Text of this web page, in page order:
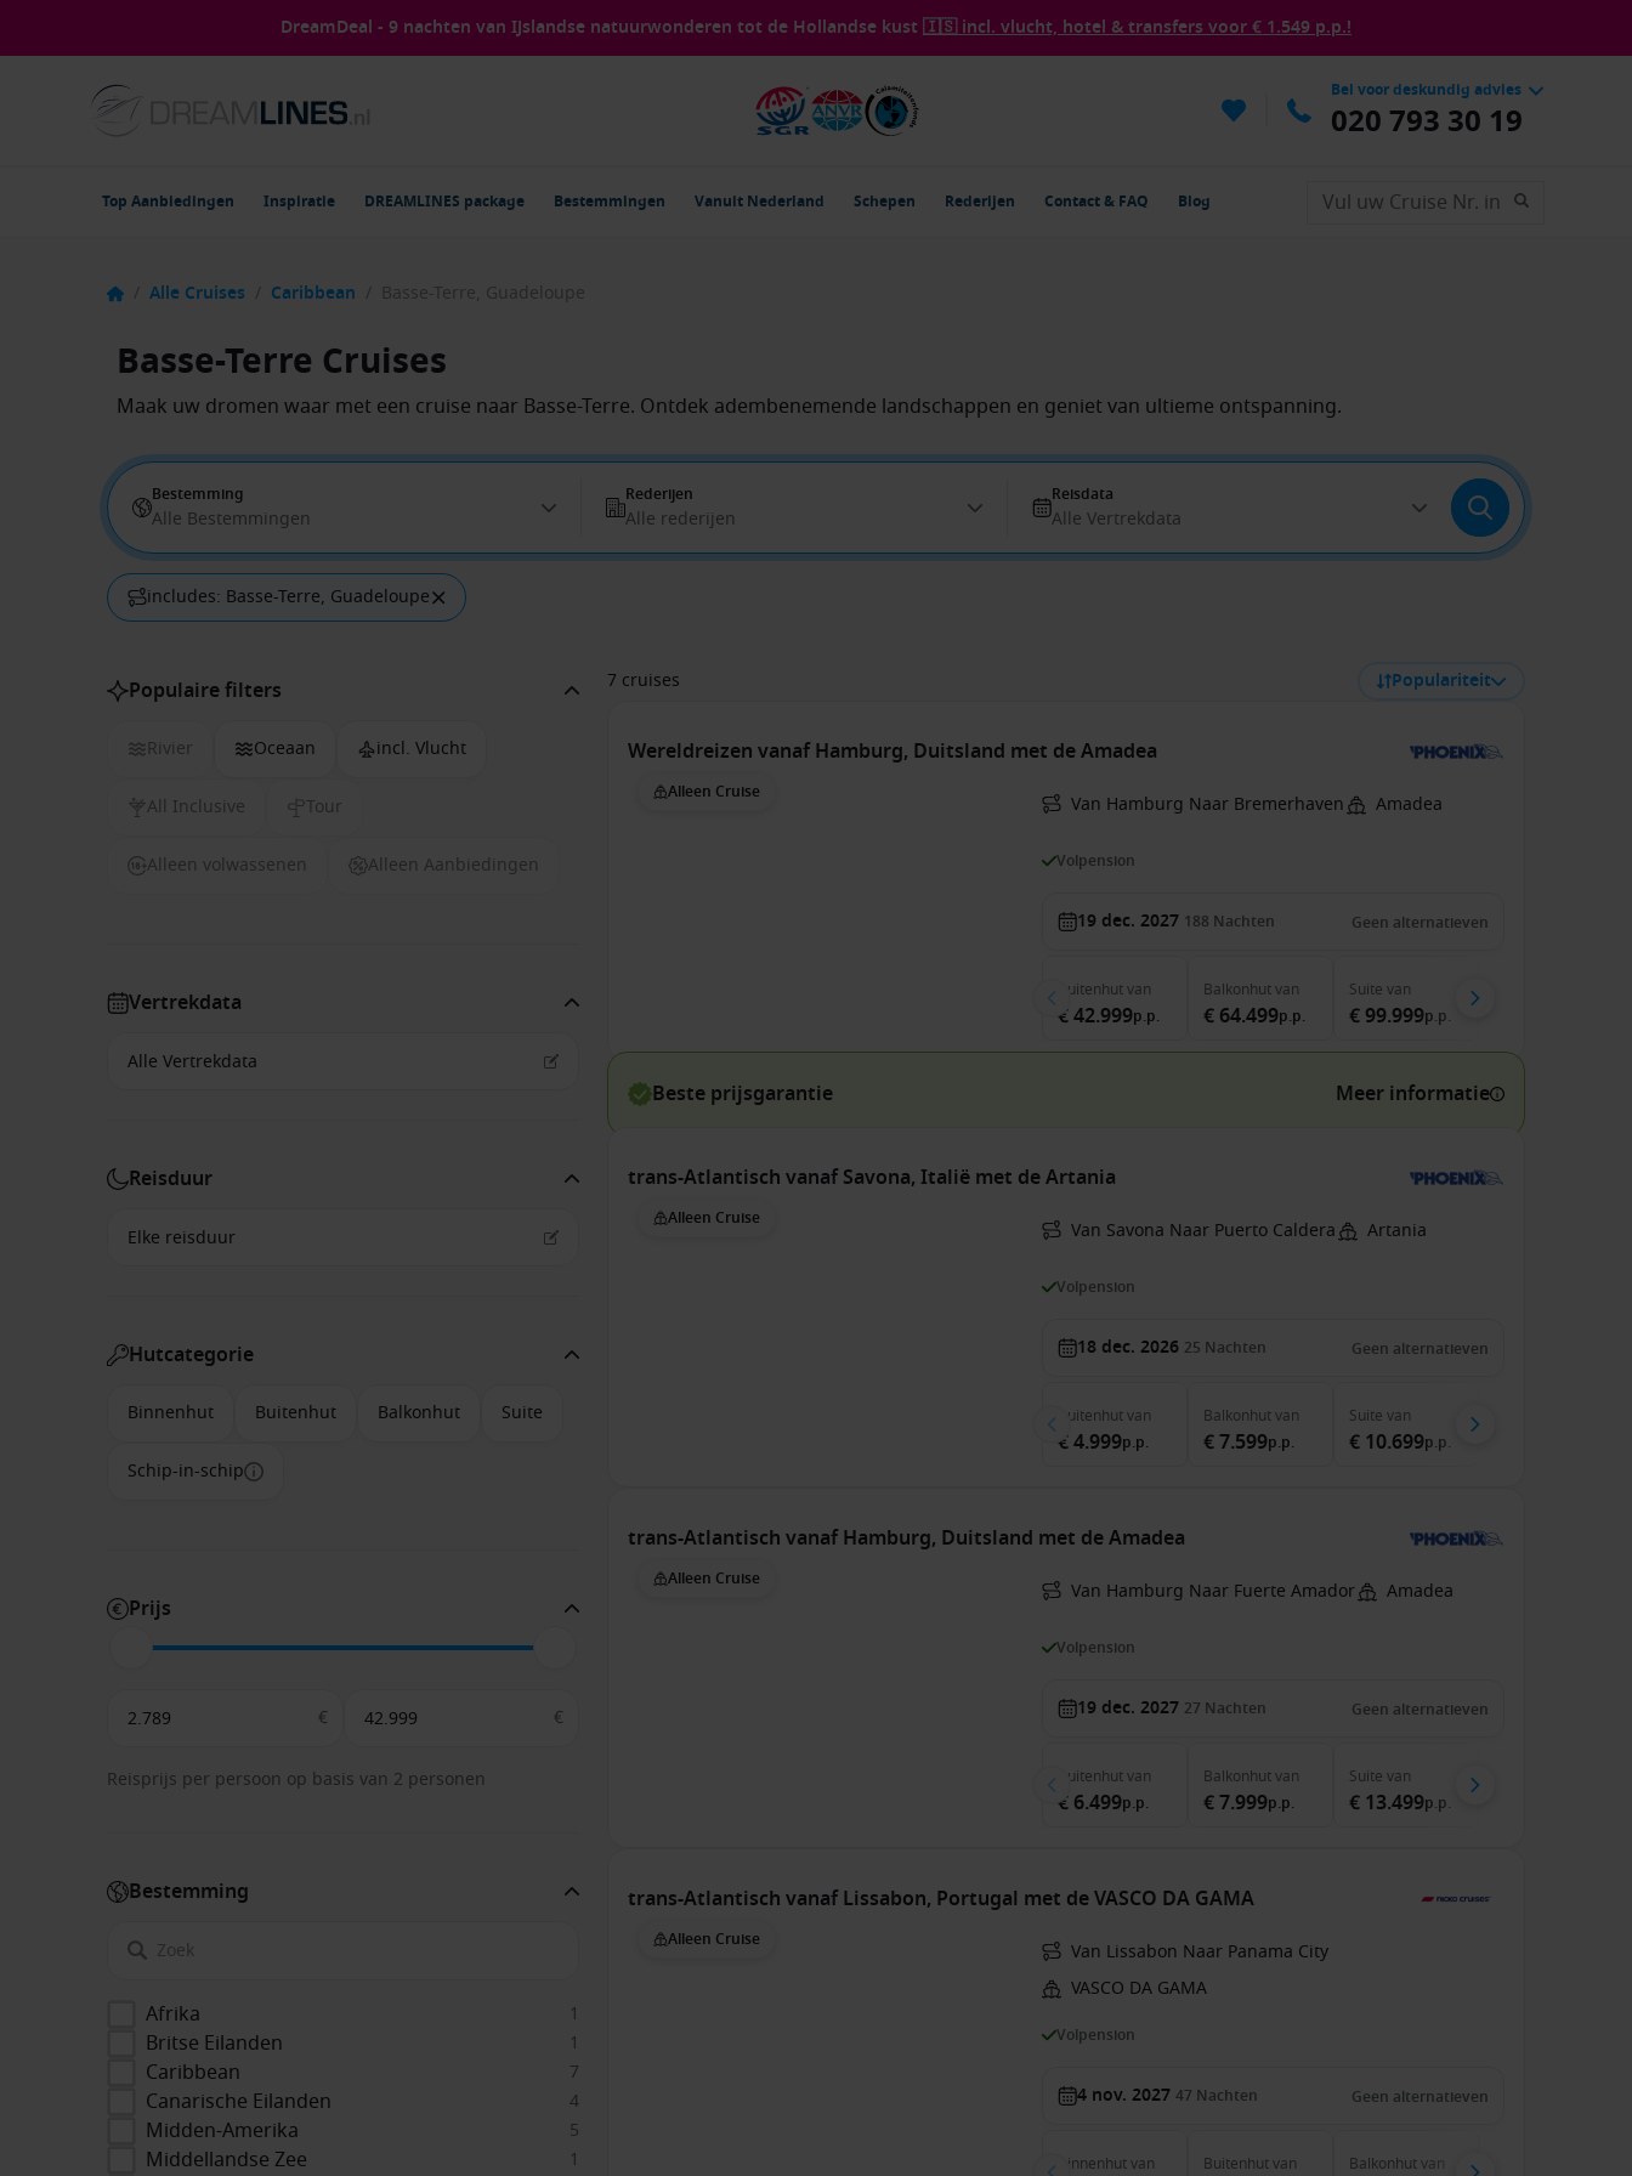
DreamDeal - 9 nachten van IJslandse natuurwonderen tot de Hollandse kust 🇮🇸 incl. vlucht, hotel & transfers voor € 1.549 p.p.!
Bel voor deskundig advies
020 793 30 19
Top Aanbiedingen Inspiratie DREAMLINES package Bestemmingen Vanuit Nederland Schepen Rederijen Contact & FAQ Blog
/ Alle Cruises / Caribbean / Basse-Terre, Guadeloupe
Basse-Terre Cruises
Maak uw dromen waar met een cruise naar Basse-Terre. Ontdek adembenemende landschappen en geniet van ultieme ontspanning.
Bestemming
Alle Bestemmingen
Rederijen
Alle rederijen
Reisdata
Alle Vertrekdata
includes: Basse-Terre, Guadeloupe
Populaire filters
Rivier Oceaan incl. Vlucht
All Inclusive Tour
Alleen volwassenen Alleen Aanbiedingen
Vertrekdata
Reisduur
Hutcategorie
Binnenhut Buitenhut Balkonhut Suite
Schip-in-schip
Prijs
€ €
Reisprijs per persoon op basis van 2 personen
Bestemming
Afrika 1
Britse Eilanden 1
Caribbean 7
Canarische Eilanden 4
Midden-Amerika 5
Middellandse Zee 1
7 cruises Populariteit
Wereldreizen vanaf Hamburg, Duitsland met de Amadea
Alleen Cruise Van Hamburg Naar Bremerhaven Amadea
Volpension
19 dec. 2027 188 Nachten Geen alternatieven
Buitenhutvan
€ 42.999p.p.
Balkonhutvan
€ 64.499p.p.
Suite van
€ 99.999p.p.
Beste prijsgarantie Meer informatie
trans-Atlantisch vanaf Savona, Italië met de Artania
Alleen Cruise Van Savona Naar Puerto Caldera Artania
Volpension
18 dec. 2026 25 Nachten Geen alternatieven
Buitenhutvan
€ 4.999p.p.
Balkonhutvan
€ 7.599p.p.
Suite van
€ 10.699p.p.
trans-Atlantisch vanaf Hamburg, Duitsland met de Amadea
Alleen Cruise Van Hamburg Naar Fuerte Amador Amadea
Volpension
19 dec. 2027 27 Nachten Geen alternatieven
Buitenhutvan
€ 6.499p.p.
Balkonhutvan
€ 7.999p.p.
Suite van
€ 13.499p.p.
trans-Atlantisch vanaf Lissabon, Portugal met de VASCO DA GAMA
Alleen Cruise
Van Lissabon Naar Panama City
VASCO DA GAMA
Volpension
4 nov. 2027 47 Nachten Geen alternatieven
Binnenhutvan Buitenhutvan Balkonhutvan